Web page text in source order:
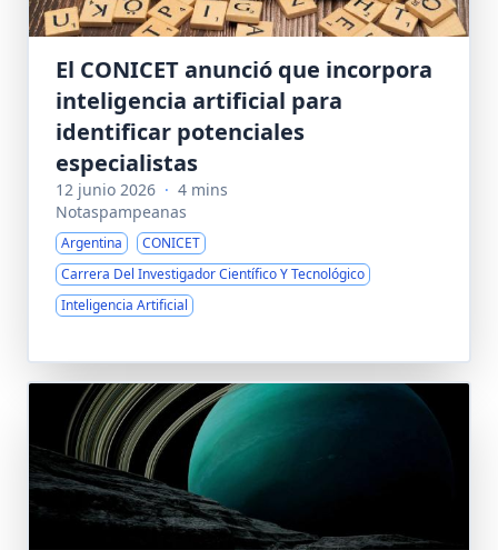
El CONICET anunció que incorpora
inteligencia artificial para
identificar potenciales
especialistas
12 junio 2026 · 4 mins
Notaspampeanas
Argentina
CONICET
Carrera Del Investigador Científico Y Tecnológico
Inteligencia Artificial